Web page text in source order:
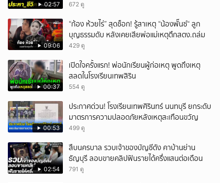
02:57 672 ดู
09:06
“ก้อง ห้วยไร่” สุดช็อก! รู้สาเหตุ “น้องพั๊นซ์“ ลูก
บุญธรรมดับ หลังเคยเสียพ่อแม่เหตุตึกสตง.ถล่ม
429 ดู
00:37
เปิดใจครั้งแรก! พ่อนักเรียนผู้ก่อเหตุ พูดถึงเหตุ
สลดในโรงเรียนเทพสิริน
554 ดู
00:53
ประกาศด่วน! โรงเรียนเทพศิรินทร์ นนทบุรี ยกระดับ
มาตรการความปลอดภัยหลังเหตุสะเทือนขวัญ
499 ดู
02:54
สืบนครบาล รวบเจ้าของบัญชีดัง คาบ้านย่าน
ธัญบุรี ลอบขายคลิปฟันรายได้ครึ่งแสนต่อเดือน
791 ดู